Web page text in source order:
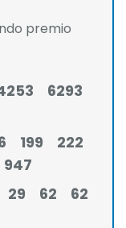
premio
6293
199
222
947
29 62
62